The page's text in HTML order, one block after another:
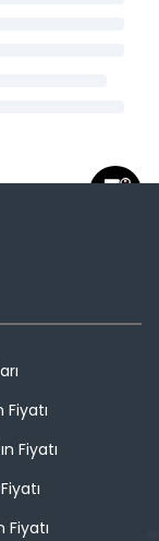
Fiyatı
Fiyatı
Fiyatı